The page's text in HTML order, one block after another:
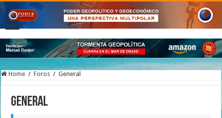
Home / Foros / General
General